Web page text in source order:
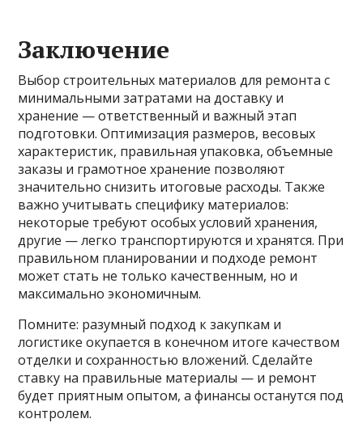
Заключение
Выбор строительных материалов для ремонта с
минимальными затратами на доставку и
хранение — ответственный и важный этап
подготовки. Оптимизация размеров, весовых
характеристик, правильная упаковка, объемные
заказы и грамотное хранение позволяют
значительно снизить итоговые расходы. Также
важно учитывать специфику материалов:
некоторые требуют особых условий хранения,
другие — легко транспортируются и хранятся. При
правильном планировании и подходе ремонт
может стать не только качественным, но и
максимально экономичным.
Помните: разумный подход к закупкам и
логистике окупается в конечном итоге качеством
отделки и сохранностью вложений. Сделайте
ставку на правильные материалы — и ремонт
будет приятным опытом, а финансы останутся под
контролем.